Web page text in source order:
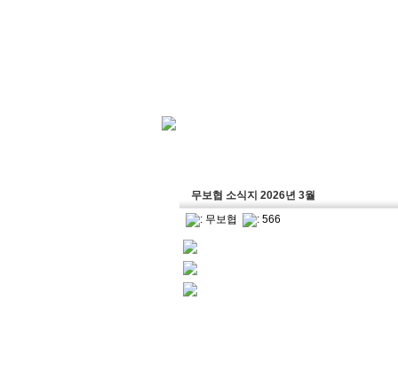
무보협 소식지 2026년 3월
: 무보협 : 566